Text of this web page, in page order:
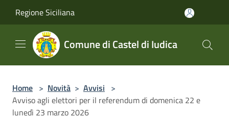
Regione Siciliana
Comune di Castel di Iudica
Home > Novità > Avvisi >
Avviso agli elettori per il referendum di domenica 22 e
lunedì 23 marzo 2026